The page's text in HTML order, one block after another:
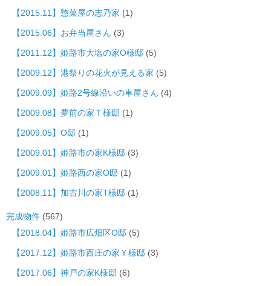
【2015.11】惣菜屋の志乃家 (1)
【2015.06】お弁当屋さん (3)
【2011.12】姫路市大塩の家O様邸 (5)
【2009.12】港祭りの花火が見える家 (5)
【2009.09】姫路2号線沿いの車屋さん (4)
【2009.08】夢前の家Ｔ様邸 (1)
【2009.05】O邸 (1)
【2009.01】姫路市の家K様邸 (3)
【2009.01】姫路西の家O邸 (1)
【2008.11】加古川の家T様邸 (1)
完成物件 (567)
【2018.04】姫路市広畑区O邸 (5)
【2017.12】姫路市西庄の家Ｙ様邸 (3)
【2017.06】神戸の家K様邸 (6)